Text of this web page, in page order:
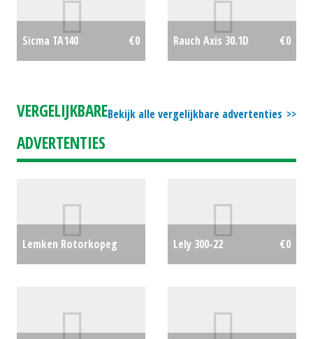
Sicma TA140 €0 Rauch Axis 30.1D €0
Bekijk alle vergelijkbare advertenties
VERGELIJKBARE
ADVERTENTIES
Lemken Rotorkopeg
Lely 300-22 €0